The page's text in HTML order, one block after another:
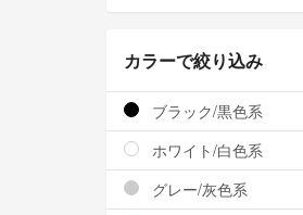
カラーで絞り込み
ブラック/黒色系
ホワイト/白色系
グレー/灰色系